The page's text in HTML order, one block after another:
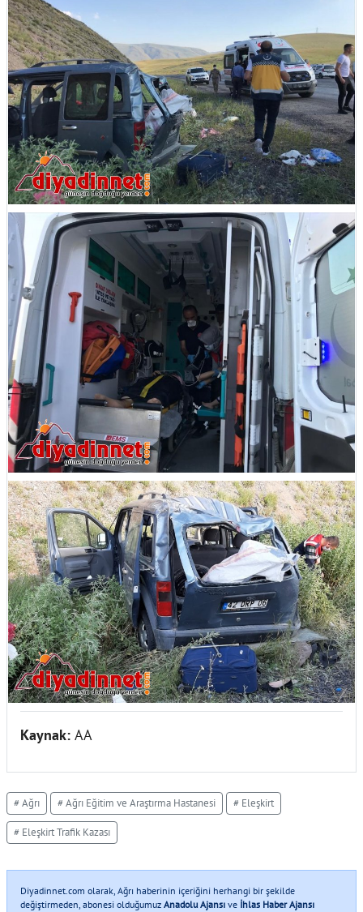
Kaynak: AA
# Ağrı # Ağrı Eğitim ve Araştırma Hastanesi # Eleşkirt
# Eleşkirt Trafik Kazası
Diyadinnet.com olarak, Ağrı haberinin içeriğini herhangi bir şekilde
değiştirmeden, abonesi olduğumuz Anadolu Ajansı ve İhlas Haber Ajansı